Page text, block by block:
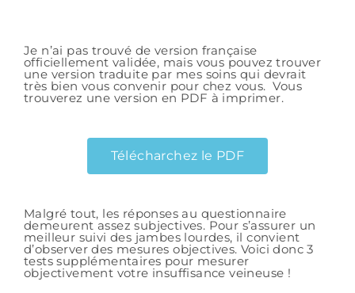
Je n’ai pas trouvé de version française
officiellement validée, mais vous pouvez trouver
une version traduite par mes soins qui devrait
très bien vous convenir pour chez vous. Vous
trouverez une version en PDF à imprimer.
Télécharchez le PDF
Malgré tout, les réponses au questionnaire
demeurent assez subjectives. Pour s’assurer un
meilleur suivi des jambes lourdes, il convient
d’observer des mesures objectives. Voici donc 3
tests supplémentaires pour mesurer
objectivement votre insuffisance veineuse !